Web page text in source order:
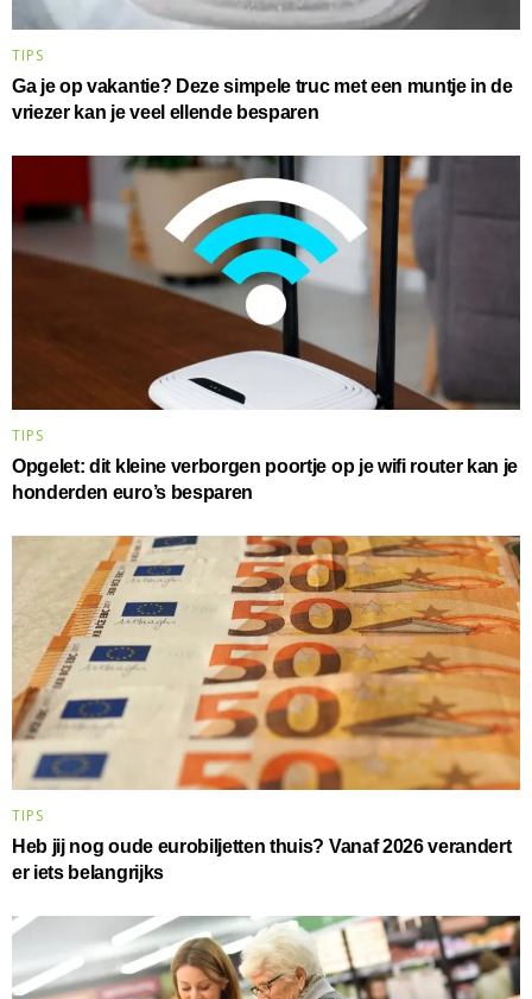
TIPS
Ga je op vakantie? Deze simpele truc met een muntje in de
vriezer kan je veel ellende besparen
TIPS
Opgelet: dit kleine verborgen poortje op je wifi router kan je
honderden euro’s besparen
TIPS
Heb jij nog oude eurobiljetten thuis? Vanaf 2026 verandert
er iets belangrijks